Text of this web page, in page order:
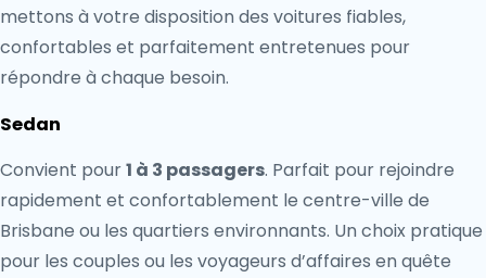
mettons à votre disposition des voitures fiables,
confortables et parfaitement entretenues pour
répondre à chaque besoin.
Sedan
Convient pour1 à 3 passagers. Parfait pour rejoindre
rapidement et confortablement le centre-ville de
Brisbane ou les quartiers environnants. Un choix pratique
pour les couples ou les voyageurs d’affaires en quête